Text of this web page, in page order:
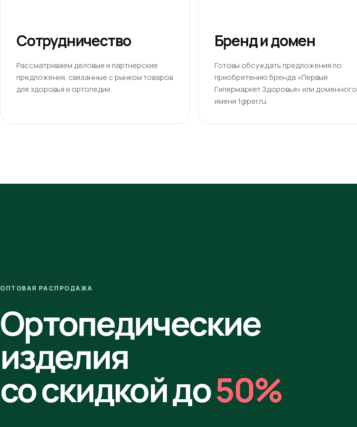
Сотрудничество
Рассматриваем деловые и партнерские
предложения, связанные с рынком товаров
для здоровья и ортопедии.
Бренд и домен
Готовы обсуждать предложения по
приобретению бренда «Первый
Гипермаркет Здоровья» или доменного
имени 1giper.ru.
ОПТОВАЯ РАСПРОДАЖА
Ортопедические
изделия
со скидкой до50%